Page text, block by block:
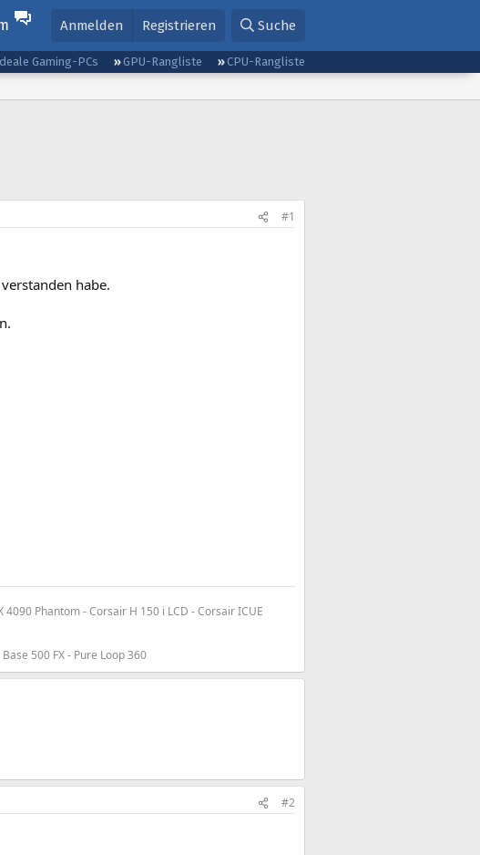
Anmelden Registrieren Suche
Gaming-PCs GPU-Rangliste
CPU-Rangliste
#1
habe.
4090 Phantom - Corsair H 150 i LCD - Corsair ICUE
500 FX - Pure Loop 360
#2